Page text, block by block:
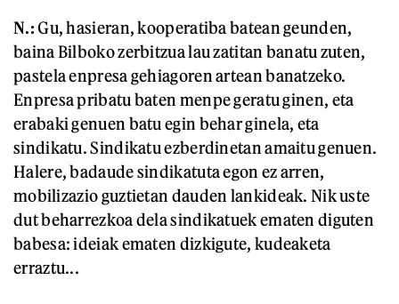
N.:Gu, hasieran, kooperatiba batean geunden,
baina Bilboko zerbitzua lau zatitan banatu zuten,
pastela enpresa gehiagoren artean banatzeko.
Enpresa pribatu baten menpe geratu ginen, eta
erabaki genuen batu egin behar ginela, eta
sindikatu. Sindikatu ezberdinetan amaitu genuen.
Halere, badaude sindikatuta egon ez arren,
mobilizazio guztietan dauden lankideak. Nik uste
dut beharrezkoa dela sindikatuek ematen diguten
babesa: ideiak ematen dizkigute, kudeaketa
erraztu...